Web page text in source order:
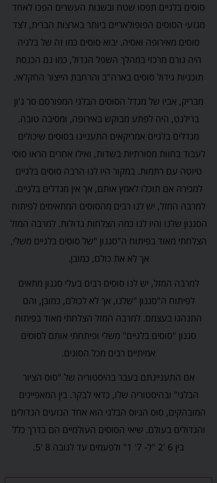
סוסים בלגיים תפסו שטח ובשנות העשרים הפכו לאחד
מגזעי הסוסים הפופולאריים ביותר בארצות הברית, לצד
סוסים מאירופה ואסיה. יבוא סוסים כמו זה של בלגיה
היה גורם מרכזי במהלך השפל הגדול, כמו גם הכנסת
תוכניות גידול סוסים בארה"ב והרחבת הייצור החקלאי.
מבריק, אביו של מגדל הסוסים הבלגי המפורסם סר ג'ון
ברילנט, היה לפתע מבוקש באירופה, ומסיבה טובה.
מגדלים בלגיים אמריקאים התעניינו בסוסים שיכולים
לעבוד בחוות מסורתיות בשדות, ואילו אחרים הראו סוסי
טיוטה עם רתמות. במקור היו לנו הרבה סוסים בלגיים
למכירה אם תוכלו לאמץ אותם, אך אין מגדלים בלגיים.
למרבה המזל, יש לנו רבים מהסוסים המתאימים לפיתוח
הסגנון שלנו והיו לנו כמה הצלחות גדולות. למרבה המזל
הצלחתי מאוד בפיתוח ה"סגנון "של סוסים בלגיים משלי,
אך לא את כולם, כמובן.
למרבה המזל, יש לנו סוסים רבים בעלי סגנון מתאים
לפיתוח ה"סגנון "שלנו, אך לא לכולם, כמובן, והם
התנהגו בעצמם. למרבה המזל הצלחתי מאוד בפיתוח
סגנון "סוסים בלגיים" משלי ופיתחתי אותם לסוסים
אמיתיים רבים מכל הסוגים.
אם התעניינתם בעבר בהיסטוריה של "סוס הציור
הבלגי" ובהיסטוריה שלו, כדאי לבקר. בין המאפיינים
המובהקים, סוס הגיוס הבלגי הוא אחד הגזעים הגדולים
והגדולים בעולם. שיאי הסוסים העולמיים הם בדרך כלל
בין 6 '2 "ל- 7' 1" ולפעמים עד לגובה 8 '5.